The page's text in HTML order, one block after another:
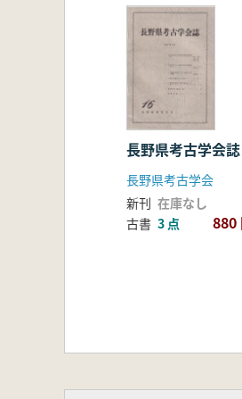
長野県考古学会
長野県考古学会
新刊 在庫なし
古書 3 点 880